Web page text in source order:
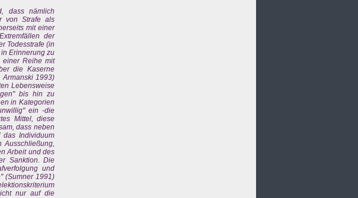
dass nämlich
von Strafe als
mit einer
der
Todesstrafe (in
Erinnerung zu
einer Reihe mit
die Kaserne
Armanski 1993)
Lebensweise
bis hin zu
in Kategorien
ein -die
Mittel, diese
dass neben
Individuum
Ausschließung,
Arbeit und des
Sanktion. Die
und
(Sumner 1991)
nur auf die